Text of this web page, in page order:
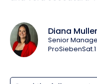
Diana Muller
Senior